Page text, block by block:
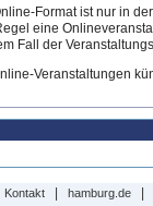
Format ist nur in
eine
Fall der
Veranstaltungen
Kontakt| hamburg.de|